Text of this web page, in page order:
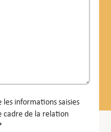
informations saisies
cadre de la relation